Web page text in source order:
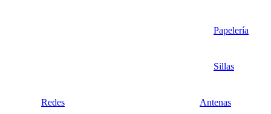
Papelería
Sillas
Redes Antenas